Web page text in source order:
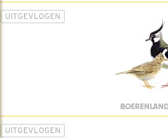
UITGEVLOGEN
UITGEVLOGEN